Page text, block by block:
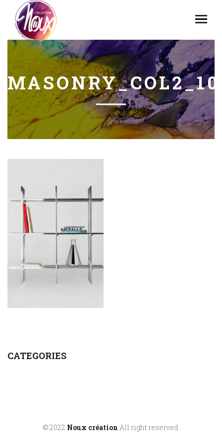
MASONRY_COL2_10
CATEGORIES
© 2022 Noux création All right reserved.